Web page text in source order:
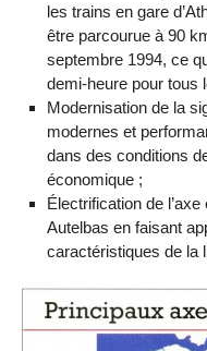
les trains en gare
être parcourue à 90
septembre 1994, ce
demi-heure pour tous
Modernisation de la
modernes et
dans des conditions
économique ;
Électrification de
Autelbas en faisant
caractéristiques de la